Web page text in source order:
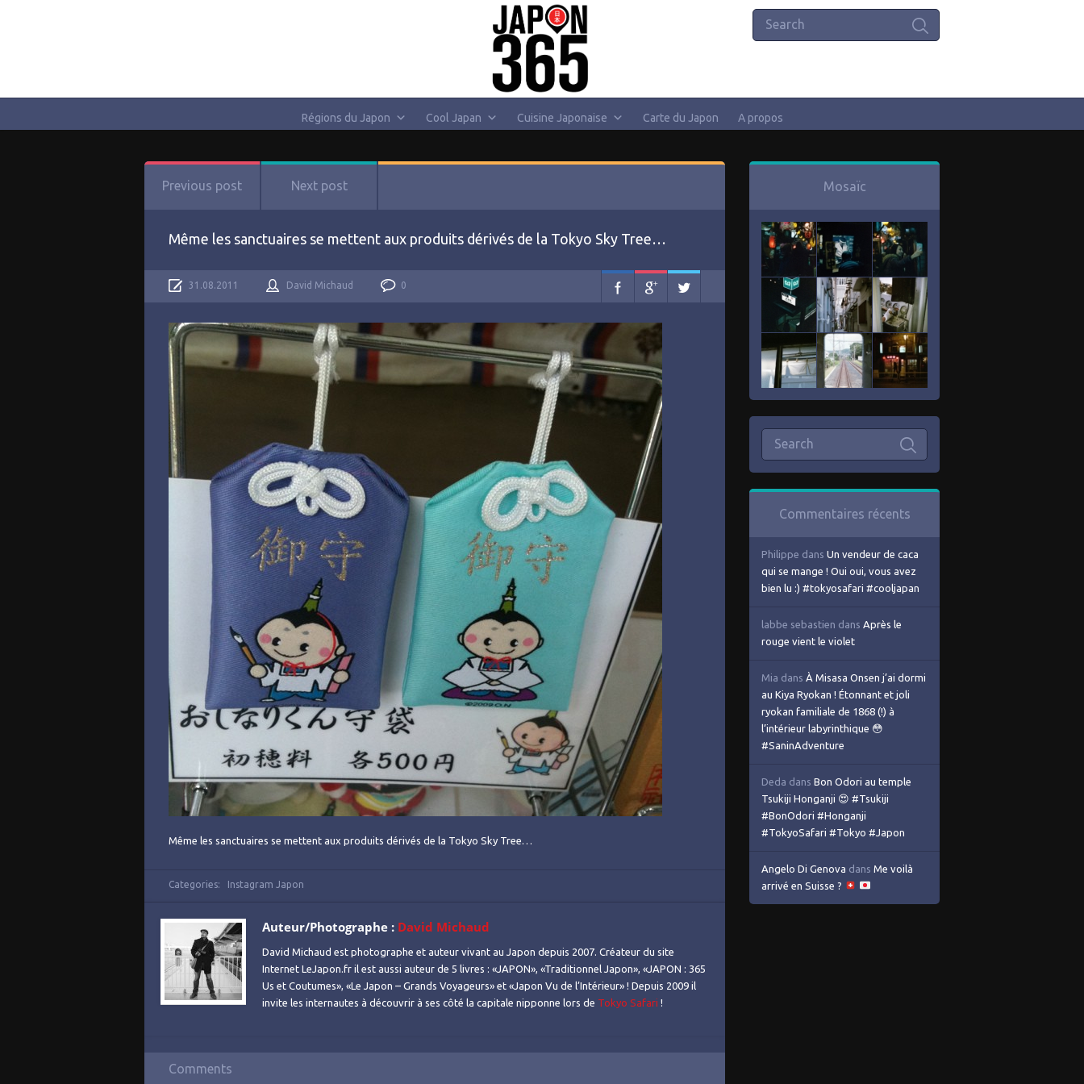
Régions du Japon Cool Japan Cuisine Japonaise Carte du Japon A propos
Previous post Next post
Même les sanctuaires se mettent aux produits dérivés de la Tokyo Sky Tree…
31.08.2011 David Michaud 0
Même les sanctuaires se mettent aux produits dérivés de la Tokyo Sky Tree…
Categories: Instagram Japon
Auteur/Photographe : David Michaud
David Michaud est photographe et auteur vivant au Japon depuis 2007. Créateur du site
Internet LeJapon.fr il est aussi auteur de 5 livres : «JAPON», «Traditionnel Japon», «JAPON : 365
Us et Coutumes», «Le Japon – Grands Voyageurs» et «Japon Vu de l’Intérieur» ! Depuis 2009 il
invite les internautes à découvrir à ses côté la capitale nipponne lors de Tokyo Safari !
Comments
Mosaïc
Commentaires récents
Philippe dans Un vendeur de caca
qui se mange ! Oui oui, vous avez
bien lu :) #tokyosafari #cooljapan
labbe sebastien dans Après le
rouge vient le violet
Mia dans À Misasa Onsen j’ai dormi
au Kiya Ryokan ! Étonnant et joli
ryokan familiale de 1868 (!) à
l’intérieur labyrinthique 😳
#SaninAdventure
Deda dans Bon Odori au temple
Tsukiji Honganji 😍 #Tsukiji
#BonOdori #Honganji
#TokyoSafari #Tokyo #Japon
Angelo Di Genova dans Me voilà
arrivé en Suisse ?